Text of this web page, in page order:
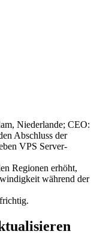
Niederlande; CEO:
Abschluss der
VPS Server-
Regionen erhöht,
während der